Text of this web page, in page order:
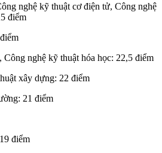
nghệ kỹ thuật cơ điện tử, Công nghệ
điểm
nghệ kỹ thuật hóa học: 22,5 điểm
xây dựng: 22 điểm
21 điểm
điểm